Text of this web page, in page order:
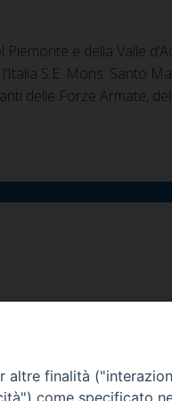
e della Valle
S.E. Mons. Santo
delle Forze Armate,
S.E. Mons. Santo
dell’Arma dei
altre finalità